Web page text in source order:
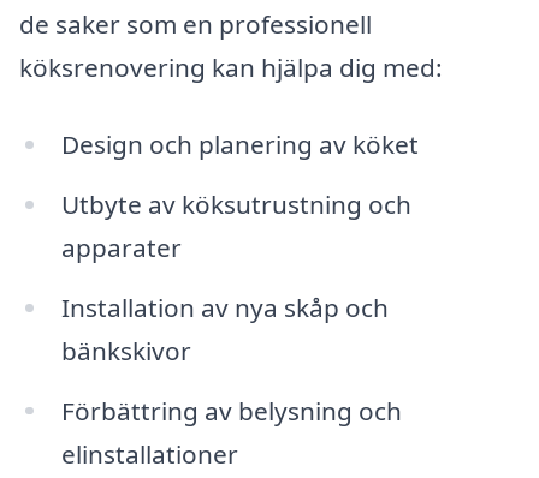
de saker som en professionell
köksrenovering kan hjälpa dig med:
Design och planering av köket
Utbyte av köksutrustning och
apparater
Installation av nya skåp och
bänkskivor
Förbättring av belysning och
elinstallationer